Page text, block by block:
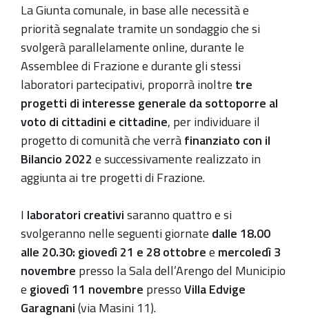
La Giunta comunale, in base alle necessità e
priorità segnalate tramite un sondaggio che si
svolgerà parallelamente online, durante le
Assemblee di Frazione e durante gli stessi
laboratori partecipativi, proporrà inoltre tre
progetti di interesse generale da sottoporre al
voto di cittadini e cittadine, per individuare il
progetto di comunità che verràfinanziato con il
Bilancio 2022 e successivamente realizzato in
aggiunta ai tre progetti di Frazione.
I laboratori creativisaranno quattro e si
svolgeranno nelle seguenti giornate dalle 18.00
alle 20.30: giovedì 21 e 28 ottobree mercoledì 3
novembre presso la Sala dell’Arengo del Municipio
e giovedì 11 novembre pressoVilla Edvige
Garagnani(via Masini 11).